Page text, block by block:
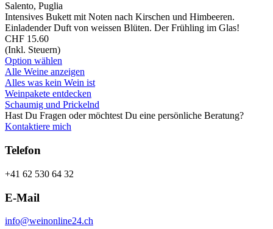
Salento, Puglia
Intensives Bukett mit Noten nach Kirschen und Himbeeren.
Einladender Duft von weissen Blüten. Der Frühling im Glas!
CHF 15.60
(Inkl. Steuern)
Option wählen
Alle Weine anzeigen
Alles was kein Wein ist
Weinpakete entdecken
Schaumig und Prickelnd
Hast Du Fragen oder möchtest Du eine persönliche Beratung?
Kontaktiere mich
Telefon
+41 62 530 64 32
E-Mail